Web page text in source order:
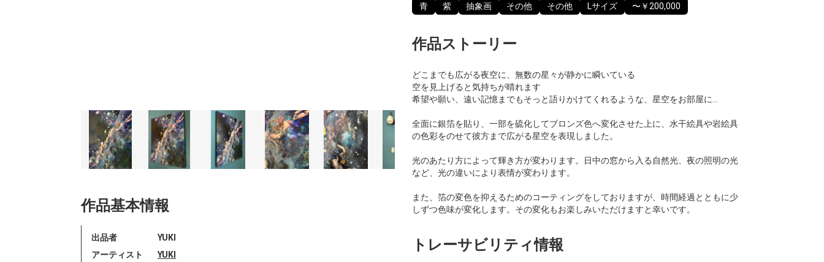
作品基本情報
出品者
YUKI
アーティスト
YUKI
青 紫 抽象画 その他 その他 Lサイズ 〜￥200,000
作品ストーリー
どこまでも広がる夜空に、無数の星々が静かに瞬いている
空を見上げると気持ちが晴れます
希望や願い、遠い記憶までもそっと語りかけてくれるような、星空をお部屋に…
全面に銀箔を貼り、一部を硫化してブロンズ色へ変化させた上に、水干絵具や岩絵具
の色彩をのせて彼方まで広がる星空を表現しました。
光のあたり方によって輝き方が変わります。日中の窓から入る自然光、夜の照明の光
など、光の違いにより表情が変わります。
また、箔の変色を抑えるためのコーティングをしておりますが、時間経過とともに少
しずつ色味が変化します。その変化もお楽しみいただけますと幸いです。
トレーサビリティ情報